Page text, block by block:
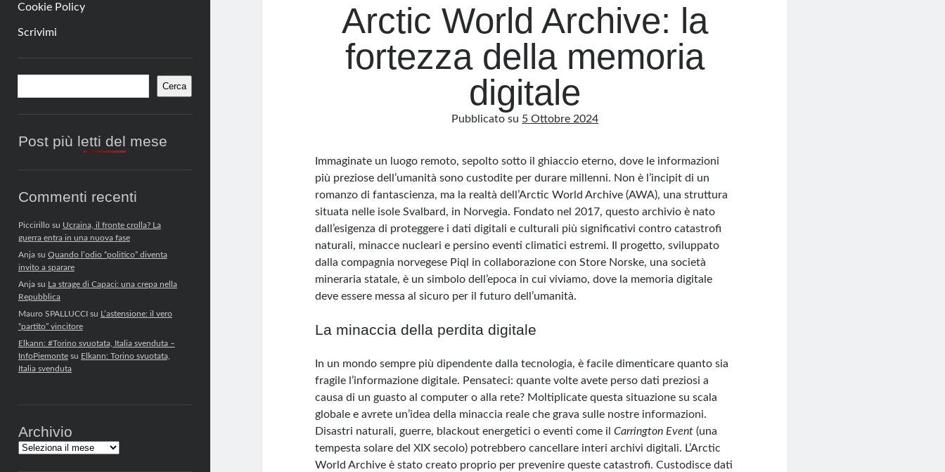
Cookie Policy
Scrivimi
Barra
laterale
Cerca
Post più letti del mese
Commenti recenti
Piccirillosu Ucraina, il fronte crolla? La
guerra entra in una nuova fase
Anjasu Quando l’odio “politico” diventa
invito a sparare
Anjasu La strage di Capaci: una crepa nella
Repubblica
Mauro SPALLUCCIsu L’astensione: il vero
“partito” vincitore
Elkann: #Torino svuotata, Italia svenduta –
InfoPiemontesu Elkann: Torino svuotata,
Italia svenduta
Archivio
Archivi
Arctic World Archive: la
fortezza della memoria
digitale
Pubblicato su 5 Ottobre 2024
Immaginate un luogo remoto, sepolto sotto il ghiaccio eterno, dove le informazioni
più preziose dell’umanità sono custodite per durare millenni. Non è l’incipit di un
romanzo di fantascienza, ma la realtà dell’Arctic World Archive (AWA), una struttura
situata nelle isole Svalbard, in Norvegia. Fondato nel 2017, questo archivio è nato
dall’esigenza di proteggere i dati digitali e culturali più significativi contro catastrofi
naturali, minacce nucleari e persino eventi climatici estremi. Il progetto, sviluppato
dalla compagnia norvegese Piql in collaborazione con Store Norske, una società
mineraria statale, è un simbolo dell’epoca in cui viviamo, dove la memoria digitale
deve essere messa al sicuro per il futuro dell’umanità.
La minaccia della perdita digitale
In un mondo sempre più dipendente dalla tecnologia, è facile dimenticare quanto sia
fragile l’informazione digitale. Pensateci: quante volte avete perso dati preziosi a
causa di un guasto al computer o alla rete? Moltiplicate questa situazione su scala
globale e avrete un’idea della minaccia reale che grava sulle nostre informazioni.
Disastri naturali, guerre, blackout energetici o eventi come ilCarrington Event (una
tempesta solare del XIX secolo) potrebbero cancellare interi archivi digitali. L’Arctic
World Archive è stato creato proprio per prevenire queste catastrofi. Custodisce dati